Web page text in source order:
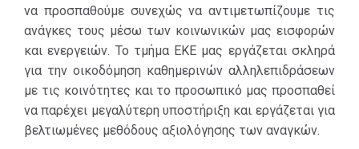
πολύ σκληρού αγώνα
κατά της πανδημίας
COVID-19.
- Στόχος
Crowdfunding: Αύξηση
και εξασφάλιση
χρηματοδότησης για
να προσπαθούμε συνεχώς να αντιμετωπίζουμε τις
ανάγκες τους μέσω των κοινωνικών μας εισφορών
και ενεργειών. Το τμήμα ΕΚΕ μας εργάζεται σκληρά
για την οικοδόμηση καθημερινών αλληλεπιδράσεων
με τις κοινότητες και το προσωπικό μας προσπαθεί
να παρέχει μεγαλύτερη υποστήριξη και εργάζεται για
βελτιωμένες μεθόδους αξιολόγησης των αναγκών.